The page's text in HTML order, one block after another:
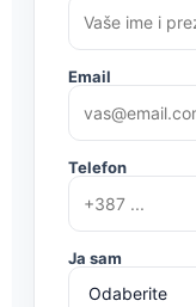
Email
Telefon
Ja sam